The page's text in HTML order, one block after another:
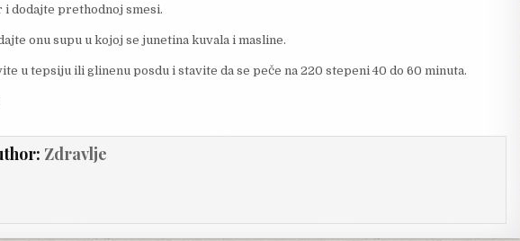
dodajte prethodnoj smesi.
onu supu u kojoj se junetina kuvala i masline.
u tepsiju ili glinenu posdu i stavite da se peče na 220 stepeni 40 do 60 minuta.
Zdravlje